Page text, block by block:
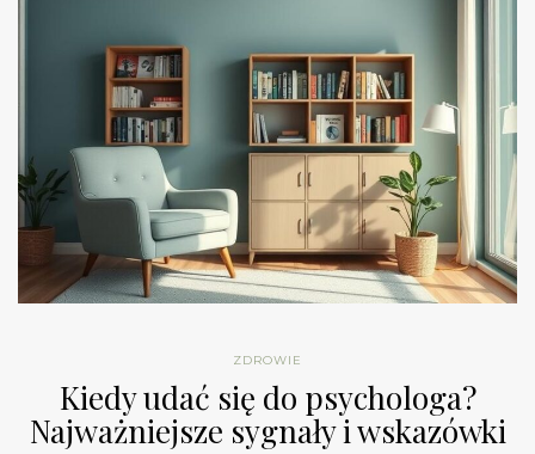
ZDROWIE
Kiedy udać się do psychologa?
Najważniejsze sygnały i wskazówki